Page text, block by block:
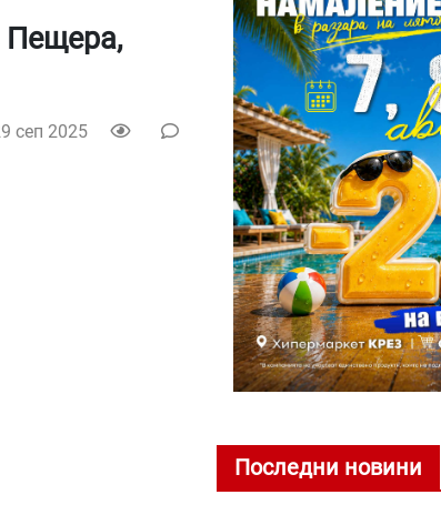
Пещера,
сеп 2025
Последни новини